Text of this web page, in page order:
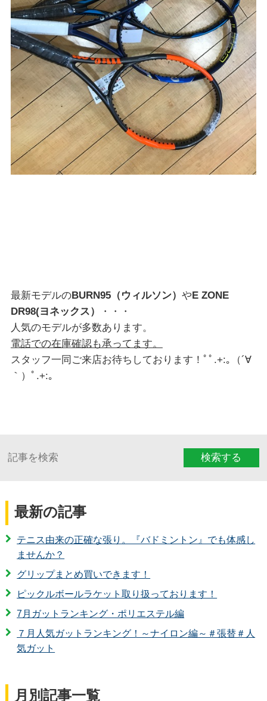
最新モデルのBURN95（ウィルソン） やE ZONE
DR98(ヨネックス）
・・・
人気のモデルが多数あります。
電話での在庫確認も承ってます。
スタッフ一同ご来店お待ちしております！ﾟﾟ.+:｡（´∀
｀）ﾟ.+:｡
検索する
最新の記事
テニス由来の正確な張り。『バドミントン』でも体感し
ませんか？
グリップまとめ買いできます！
ピックルボールラケット取り扱っております！
7月ガットランキング・ポリエステル編
７月人気ガットランキング！～ナイロン編～＃張替＃人
気ガット
月別記事一覧